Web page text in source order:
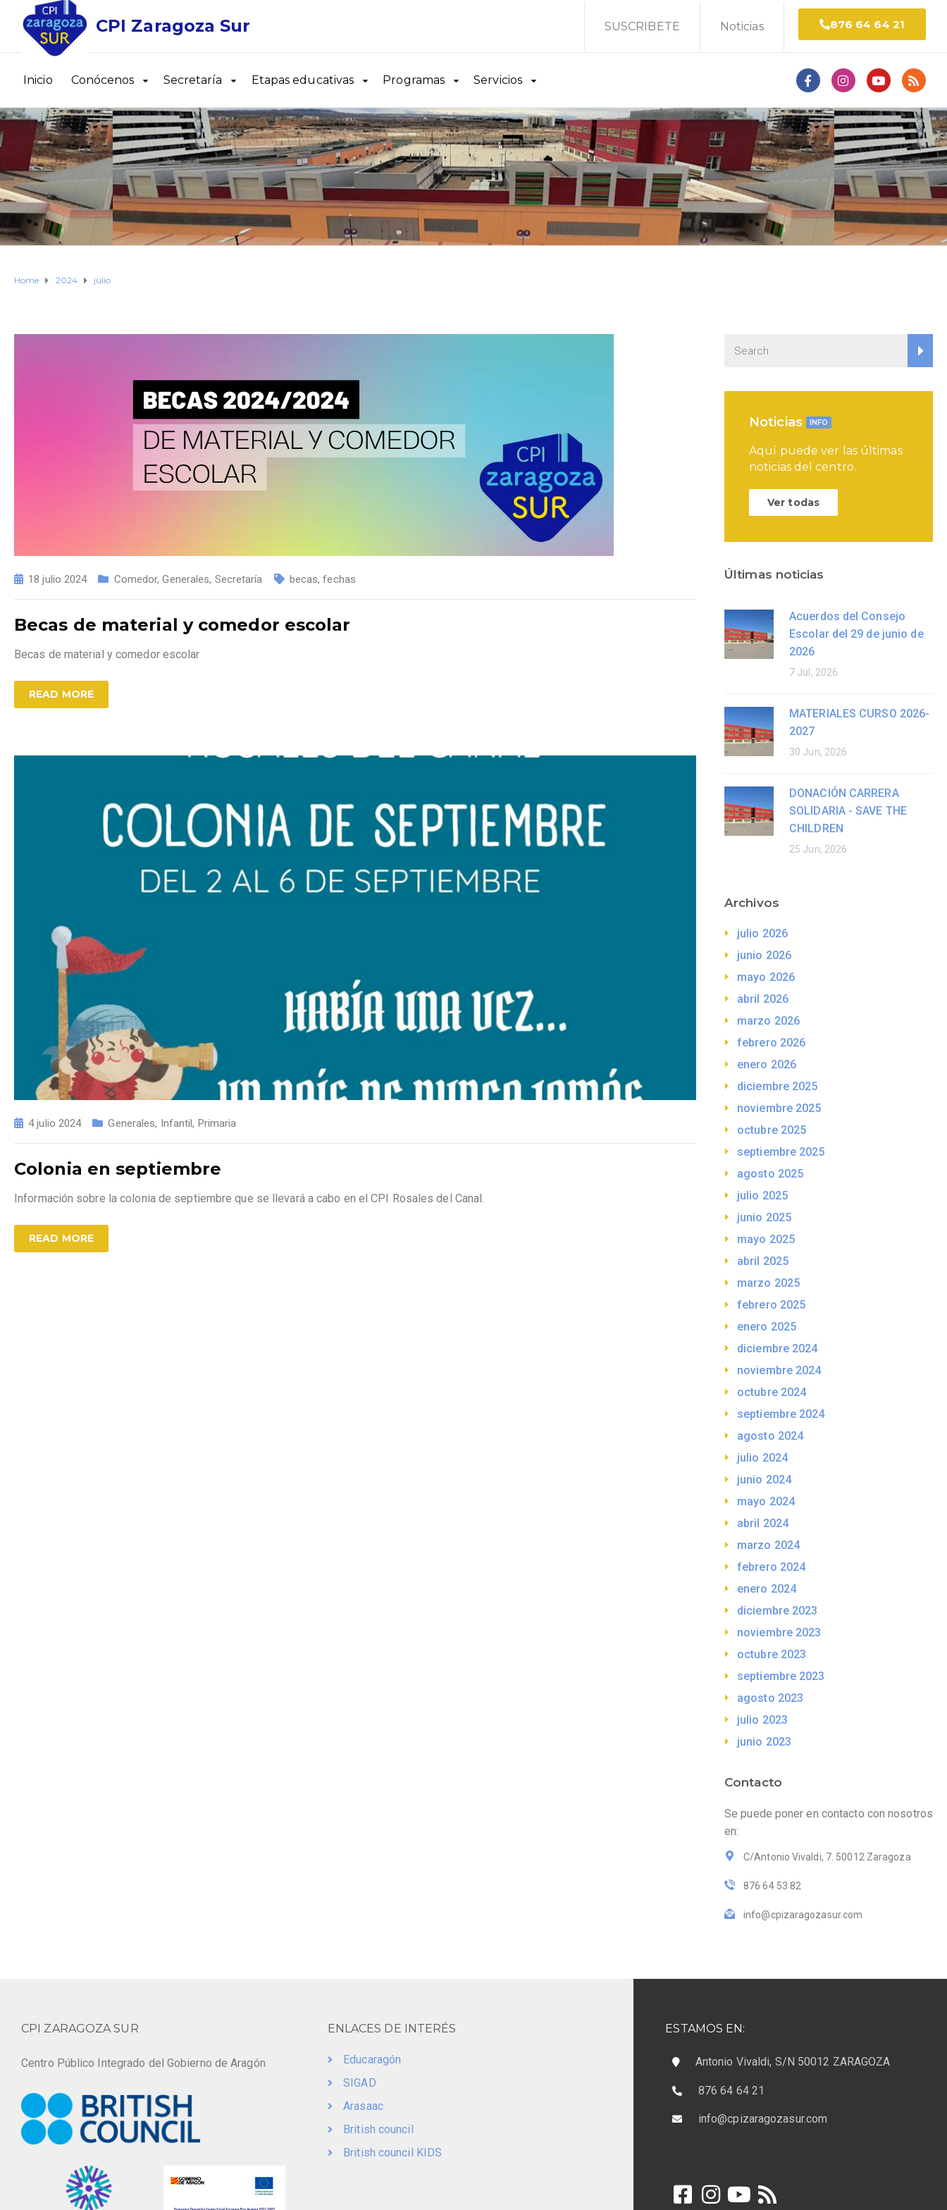
CPI Zaragoza Sur SUSCRIBETE Noticias 876 64 64 21
Inicio Conócenos Secretaría Etapas educativas Programas Servicios
Home 2024 julio
18 julio 2024 Comedor,Generales, Secretaría becas,fechas
Becas de material y comedor escolar
Becas de material y comedor escolar
READ MORE
4 julio 2024 Generales, Infantil, Primaria
Colonia en septiembre
Información sobre la colonia de septiembre que se llevará a cabo en el CPI Rosales del Canal.
READ MORE
Noticias INFO
Aquí puede ver las últimas
noticias del centro.
Ver todas
Últimas noticias
Acuerdos del Consejo
Escolar del 29 de junio de
2026
7 Jul, 2026
MATERIALES CURSO 2026-
2027
30 Jun, 2026
DONACIÓN CARRERA
SOLIDARIA - SAVE THE
CHILDREN
25 Jun, 2026
Archivos
julio 2026
junio 2026
mayo 2026
abril 2026
marzo 2026
febrero 2026
enero 2026
diciembre 2025
noviembre 2025
octubre 2025
septiembre 2025
agosto 2025
julio 2025
junio 2025
mayo 2025
abril 2025
marzo 2025
febrero 2025
enero 2025
diciembre 2024
noviembre 2024
octubre 2024
septiembre 2024
agosto 2024
julio 2024
junio 2024
mayo 2024
abril 2024
marzo 2024
febrero 2024
enero 2024
diciembre 2023
noviembre 2023
octubre 2023
septiembre 2023
agosto 2023
julio 2023
junio 2023
Contacto
Se puede poner en contacto con nosotros
en:
C/Antonio Vivaldi, 7. 50012 Zaragoza
876 64 53 82
info@cpizaragozasur.com
CPI ZARAGOZA SUR
Centro Público Integrado del Gobierno de Aragón
ENLACES DE INTERÉS
Educaragón
SIGAD
Arasaac
British council
British council KIDS
ESTAMOS EN:
Antonio Vivaldi, S/N 50012 ZARAGOZA
876 64 64 21
info@cpizaragozasur.com